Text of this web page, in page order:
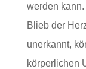
werden kann.
Blieb der
unerkannt,
körperlichen